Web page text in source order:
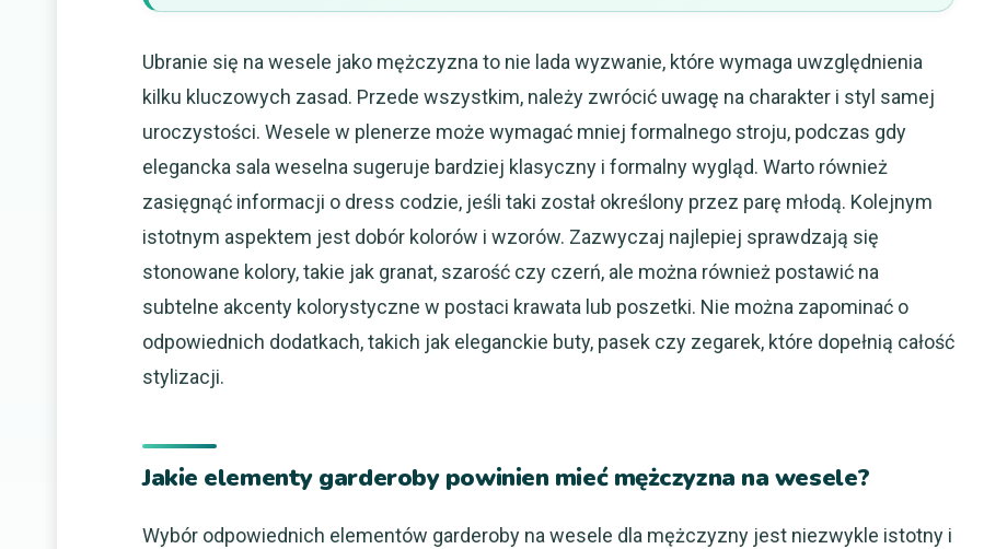
Ubranie się na wesele jako mężczyzna to nie lada wyzwanie, które wymaga uwzględnienia
kilku kluczowych zasad. Przede wszystkim, należy zwrócić uwagę na charakter i styl samej
uroczystości. Wesele w plenerze może wymagać mniej formalnego stroju, podczas gdy
elegancka sala weselna sugeruje bardziej klasyczny i formalny wygląd. Warto również
zasięgnąć informacji o dress codzie, jeśli taki został określony przez parę młodą. Kolejnym
istotnym aspektem jest dobór kolorów i wzorów. Zazwyczaj najlepiej sprawdzają się
stonowane kolory, takie jak granat, szarość czy czerń, ale można również postawić na
subtelne akcenty kolorystyczne w postaci krawata lub poszetki. Nie można zapominać o
odpowiednich dodatkach, takich jak eleganckie buty, pasek czy zegarek, które dopełnią całość
stylizacji.
Jakie elementy garderoby powinien mieć mężczyzna na wesele?
Wybór odpowiednich elementów garderoby na wesele dla mężczyzny jest niezwykle istotny i